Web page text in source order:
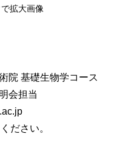
拡大画像
院 基礎生物学コース
会担当
ださい。